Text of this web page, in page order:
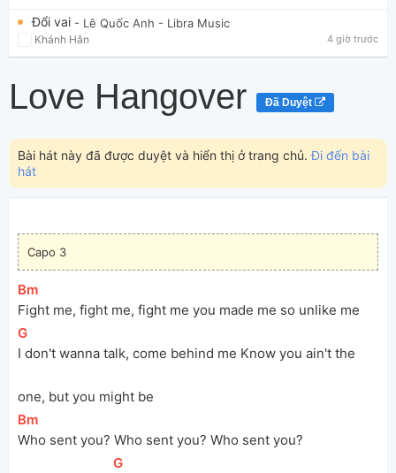
Đổi vai - Lê Quốc Anh - Libra Music
Khánh Hân 4 giờ trước
Love Hangover Đã Duyệt
Bài hát này đã được duyệt và hiển thị ở trang chủ.Đi đến bài
hát
Capo 3
[Bm
Fight me, fight me, fight me you made me so unlike me
[
G
I don't wanna talk, come behind me Know you ain't the
one, but you might be
[Bm
Who sent you? Who sent you? Who sent you?
[
G